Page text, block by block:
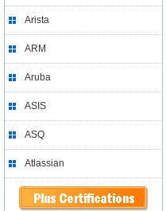
Arista
ARM
Aruba
ASIS
ASQ
Atlassian